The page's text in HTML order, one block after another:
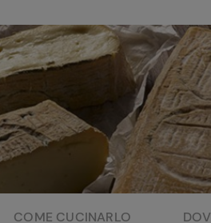
COME CUCINARLO